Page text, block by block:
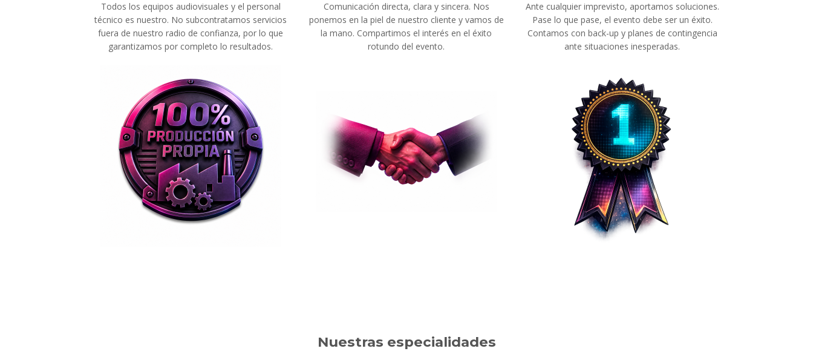
Todos los equipos audiovisuales y el personal
técnico es nuestro. No subcontratamos servicios
fuera de nuestro radio de confianza, por lo que
garantizamos por completo lo resultados.
Comunicación directa, clara y sincera. Nos
ponemos en la piel de nuestro cliente y vamos de
la mano. Compartimos el interés en el éxito
rotundo del evento.
Ante cualquier imprevisto, aportamos soluciones.
Pase lo que pase, el evento debe ser un éxito.
Contamos con back-up y planes de contingencia
ante situaciones inesperadas.
Nuestras especialidades